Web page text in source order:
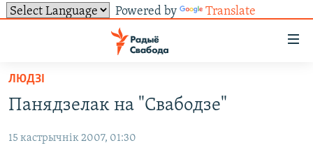
Powered by Translate
ўнівэрсальнага
доступу
Перайсьці
да
галоўнага
ВІДЭА І ФОТА
ТОЛЬКІ НА СВАБОДЗЕ
ТЭСТЫ
СУВЯЗЬ
ЛЮДЗІ
Панядзелак на "Свабодзе"
15 кастрычнік 2007, 01:30